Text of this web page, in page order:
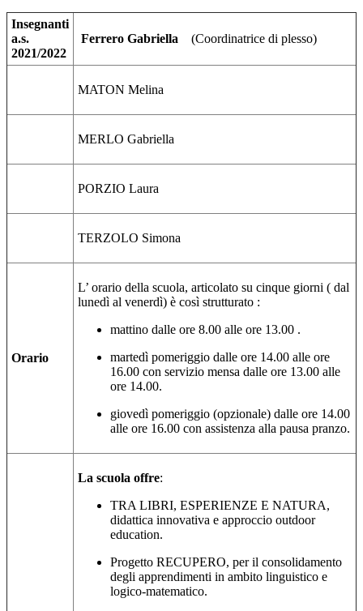
Insegnanti
a.s.
2021/2022
Ferrero Gabriella (Coordinatrice di plesso)
MATON Melina
MERLO Gabriella
PORZIO Laura
TERZOLO Simona
Orario
L’ orario della scuola, articolato su cinque giorni ( dal
lunedì al venerdì) è così strutturato :
mattino dalle ore 8.00 alle ore 13.00 .
martedì pomeriggio dalle ore 14.00 alle ore
16.00 con servizio mensa dalle ore 13.00 alle
ore 14.00.
giovedì pomeriggio (opzionale) dalle ore 14.00
alle ore 16.00 con assistenza alla pausa pranzo.
La scuola offre:
TRA LIBRI, ESPERIENZE E NATURA,
didattica innovativa e approccio outdoor
education.
Progetto RECUPERO, per il consolidamento
degli apprendimenti in ambito linguistico e
logico-matematico.